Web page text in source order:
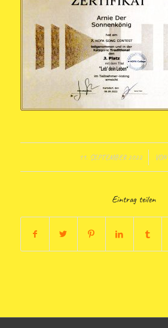
11. SEPTEMBER 2022
/ VON
Eintrag teilen